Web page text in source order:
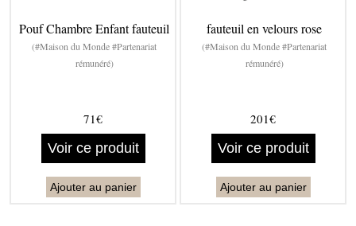
Pouf Chambre Enfant fauteuil
(#Maison du Monde #Partenariat
rémunéré)
71€
Voir ce produit
Ajouter au panier
fauteuil en velours rose
(#Maison du Monde #Partenariat
rémunéré)
201€
Voir ce produit
Ajouter au panier